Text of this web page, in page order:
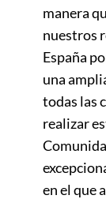
manera
nuestros
España
una
todas las
realizar
en el que